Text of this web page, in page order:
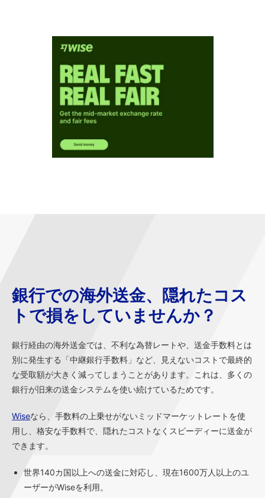
銀行での海外送金、隠れたコス
トで損をしていませんか？
銀行経由の海外送金では、不利な為替レートや、送金手数料とは
別に発生する「中継銀行手数料」など、見えないコストで最終的
な受取額が大きく減ってしまうことがあります。これは、多くの
銀行が旧来の送金システムを使い続けているためです。
Wiseなら、手数料の上乗せがないミッドマーケットレートを使
用し、格安な手数料で、隠れたコストなくスピーディーに送金が
できます。
世界140カ国以上への送金に対応し、現在1600万人以上のユ
ーザーがWiseを利用。